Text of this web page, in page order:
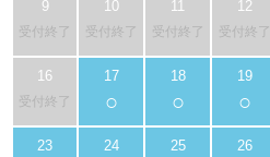
受付終了 受付終了 受付終了 受付終了
受付終了 ○ ○ ○